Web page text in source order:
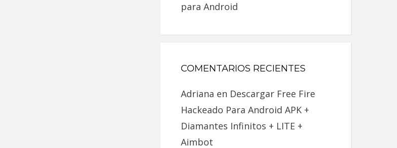
para Android
COMENTARIOS RECIENTES
Adriana en Descargar Free Fire
Hackeado Para Android APK +
Diamantes Infinitos + LITE +
Aimbot